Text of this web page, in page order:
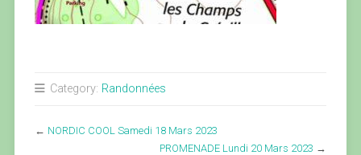
Category: Randonnées
← NORDIC COOL Samedi 18 Mars 2023
PROMENADE Lundi 20 Mars 2023 →